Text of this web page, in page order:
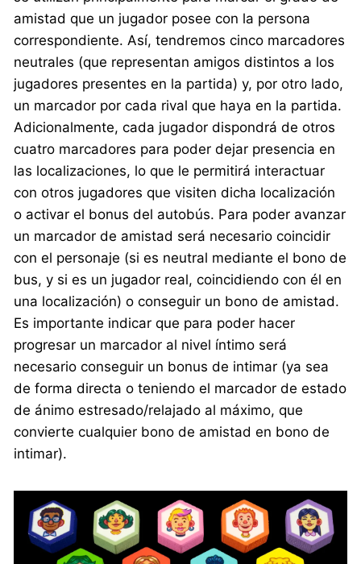
amistad que un jugador posee con la persona
correspondiente. Así, tendremos cinco marcadores
neutrales (que representan amigos distintos a los
jugadores presentes en la partida) y, por otro lado,
un marcador por cada rival que haya en la partida.
Adicionalmente, cada jugador dispondrá de otros
cuatro marcadores para poder dejar presencia en
las localizaciones, lo que le permitirá interactuar
con otros jugadores que visiten dicha localización
o activar el bonus del autobús. Para poder avanzar
un marcador de amistad será necesario coincidir
con el personaje (si es neutral mediante el bono de
bus, y si es un jugador real, coincidiendo con él en
una localización) o conseguir un bono de amistad.
Es importante indicar que para poder hacer
progresar un marcador al nivel íntimo será
necesario conseguir un bonus de intimar (ya sea
de forma directa o teniendo el marcador de estado
de ánimo estresado/relajado al máximo, que
convierte cualquier bono de amistad en bono de
intimar).